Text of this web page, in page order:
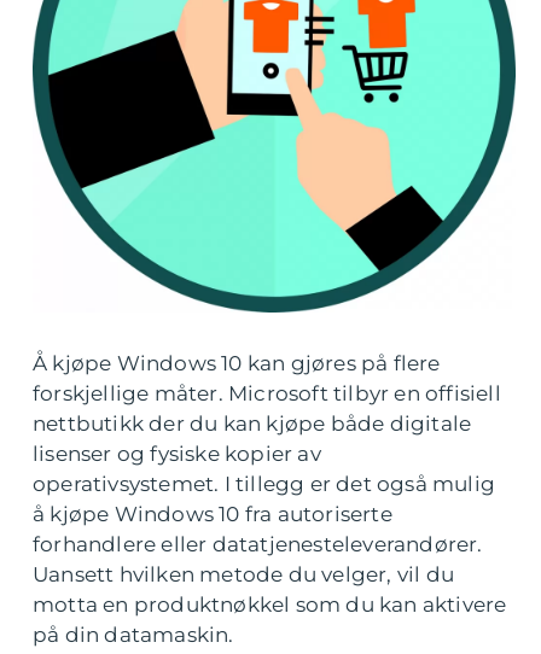
Å kjøpe Windows 10 kan gjøres på flere
forskjellige måter. Microsoft tilbyr en offisiell
nettbutikk der du kan kjøpe både digitale
lisenser og fysiske kopier av
operativsystemet. I tillegg er det også mulig
å kjøpe Windows 10 fra autoriserte
forhandlere eller datatjenesteleverandører.
Uansett hvilken metode du velger, vil du
motta en produktnøkkel som du kan aktivere
på din datamaskin.